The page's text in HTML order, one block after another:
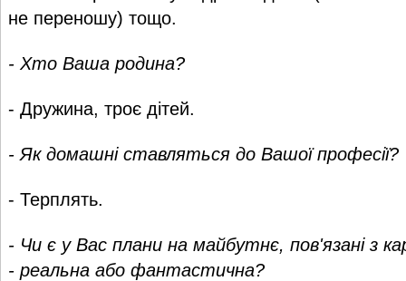
не переношу) тощо.
- Хто Ваша родина?
- Дружина, троє дітей.
- Як домашні ставляться до Вашої професії?
- Терплять.
- Чи є у Вас плани на майбутнє, пов'язані з
- реальна або фантастична?